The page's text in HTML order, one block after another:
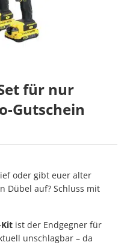
für nur
Gutschein
oder gibt euer alter
Dübel auf? Schluss mit
Kit ist der Endgegner für
unschlagbar – da